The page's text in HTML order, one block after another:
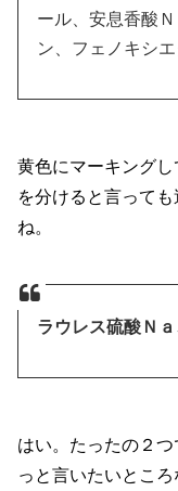
ール、安息香酸
ン、フェノキシ
黄色にマーキング
を分けると言って
ね。
ラウレス硫酸Ｎ
はい。たったの２
っと言いたいとこ